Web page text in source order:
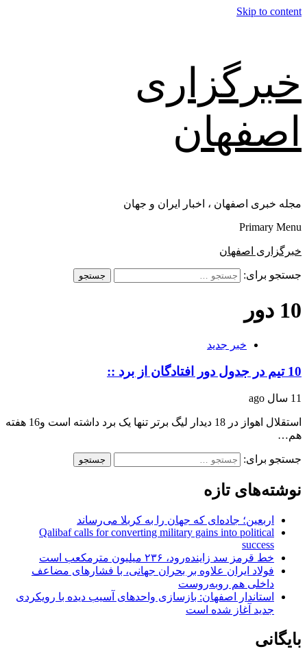
Skip to content
خبرگزاری
اصفهان
مجله خبری اصفهان ، اخبار ایران و جهان
Primary Menu
خبرگزاری اصفهان
جستجو برای:
10 دور
خبر جدید
10 تیم در جدول دور افتادگان از برد ::
11 سال ago
استقلال اهواز در 18 دیدار لیگ برتر تنها یک برد داشته است و16 هفته
هم…
جستجو برای:
نوشته‌های تازه
اربعین؛ جاده‌ای که جهان را به کربلا می‌رساند
Qalibaf calls for converting military gains into political
success
خط قرمز سد زاینده‌رود، ۲۳۶ میلیون مترمکعب است
فولاد ایران علاوه بر بحران جهانی، با فشارهای مضاعف
داخلی هم روبه‌روست
استاندار اصفهان: بازسازی واحدهای آسیب دیده با رویکردی
جدید آغاز شده است
بایگانی